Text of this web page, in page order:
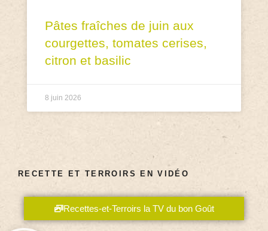
Pâtes fraîches de juin aux
courgettes, tomates cerises,
citron et basilic
8 juin 2026
RECETTE ET TERROIRS EN VIDÉO
Recettes-et-Terroirs la TV du bon Goût